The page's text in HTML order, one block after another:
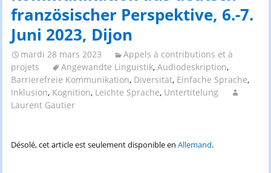
französischer Perspektive, 6.-7.
Juni 2023, Dijon
mardi 28 mars 2023
Appels à contributions et à
projets
Angewandte Linguistik, Audiodeskription,
Barrierefreie Kommunikation, Diversität, Einfache Sprache,
Inklusion, Kognition, Leichte Sprache, Untertitelung
Laurent Gautier
Désolé, cet article est seulement disponible en Allemand.